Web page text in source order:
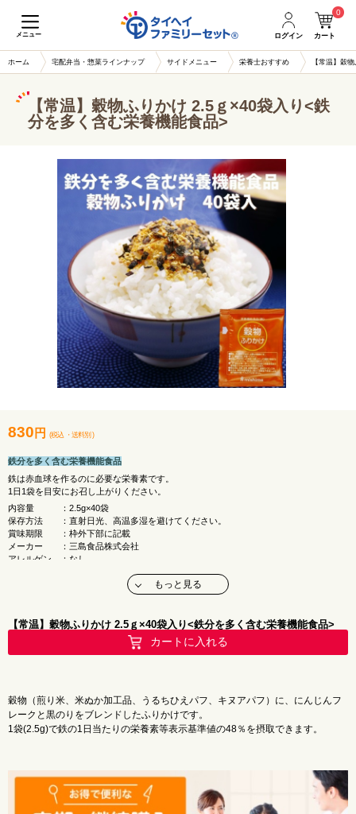
メニュー ログイン カート
0
ホーム 宅配弁当・惣菜ラインナップ サイドメニュー 栄養士おすすめ 【常温】穀
【常温】穀物ふりかけ 2.5ｇ×40袋入り<鉄
分を多く含む栄養機能食品>
830 円 (税込 ・ 送料別 )
鉄分を多く含む栄養機能食品
鉄は赤血球を作るのに必要な栄養素です。
1日1袋を目安にお召し上がりください。
内容量 ：2.5g×40袋
保存方法 ：直射日光、高温多湿を避けてください。
賞味期限 ：枠外下部に記載
メーカー ：三島食品株式会社
アレルゲン ：なし
砂糖、にんじんフレーク、うるちひえパフ、
黒のり、食塩、キヌアパフ、酵母エキス
（ビタミンC）、カロチン色素
※本品で使用している海苔は、えび、かにの生息域で採取しています。
脂 質 ：0.1g
炭 水 化 物 ：1.9g
ナトリウム ：45mg
鉄 ：3.3mg
ん。1日の摂取目安量を守ってください。
※鉄含有の為、お茶をかけると黒変することがありますが、品質には問題ありませ
もっと見る
【常温】穀物ふりかけ 2.5ｇ×40袋入り<鉄分を多く含む栄養機能食品>
カートに入れる
穀物（煎り米、米ぬか加工品、うるちひえパフ、キヌアパフ）に、にんじんフ
レークと黒のりをブレンドしたふりかけです。
1袋(2.5g)で鉄の1日当たりの栄養素等表示基準値の48％を摂取できます。